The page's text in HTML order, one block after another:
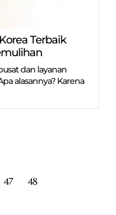
Terbaik
dan layanan
alasannya? Karena
47
48